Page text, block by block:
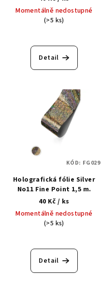
Momentálně nedostupné
(>5 ks)
Detail
Holografická fólie Silver
No11 Fine Point 1,5 m.
40 Kč / ks
Momentálně nedostupné
(>5 ks)
Detail
KÓD: FG029